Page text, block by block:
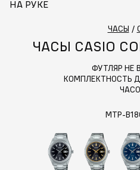
НА РУКЕ
ЧАСЫ /
ЧАСЫ CASIO
ФУТЛЯР НЕ
КОМПЛЕКТНОСТЬ
MTP-